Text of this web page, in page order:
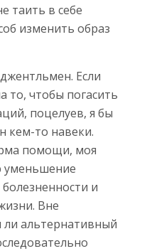
таить в себе
изменить образ
Если
то, чтобы погасить
поцелуев, я бы
кем-то навеки.
помощи, моя
уменьшение
и
Вне
ли альтернативный